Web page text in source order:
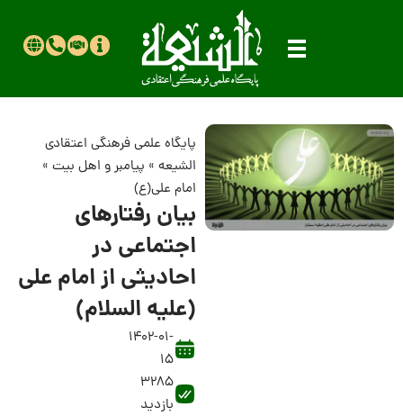
پایگاه علمی فرهنگی اعتقادی
الشیعه» پیامبر و اهل بیت»
امام علی(ع)
بیان رفتارهای
اجتماعی در
احادیثی از امام علی
(علیه السلام)
1402-01-
15
3285
بازدید